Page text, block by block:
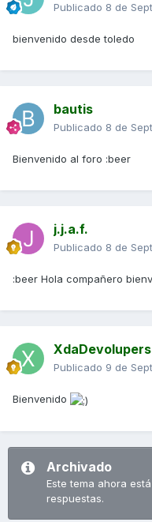
Publicado 8 de
bienvenido desde toledo
bautis
Publicado 8 de
Bienvenido al foro :beer
j.j.a.f.
Publicado 8 de
:beer Hola compañero
XdaDevolupers
Publicado 9 de
Bienvenido
Archivado
Este tema ahora
respuestas.